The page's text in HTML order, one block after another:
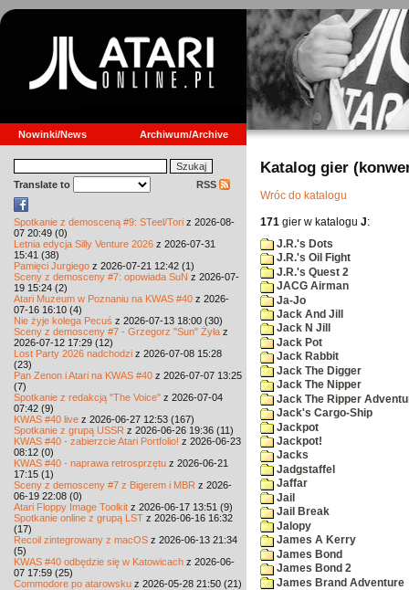
Nowinki/News Archiwum/Archive
Translate to RSS
Spotkanie z demosceną #9: STeel/Tori z 2026-08-
07 20:49 (0)
Letnia edycja Silly Venture 2026 z 2026-07-31
15:41 (38)
Pamięci Jurgiego z 2026-07-21 12:42 (1)
Sceny z demosceny #7: opowiada SuN z 2026-07-
19 15:24 (2)
Atari Muzeum w Poznaniu na KWAS #40 z 2026-
07-16 16:10 (4)
Nie żyje kolega Pecuś z 2026-07-13 18:00 (30)
Sceny z demosceny #7 - Grzegorz "Sun" Żyła z
2026-07-12 17:29 (12)
Lost Party 2026 nadchodzi z 2026-07-08 15:28
(23)
Pan Zenon i Atari na KWAS #40 z 2026-07-07 13:25
(7)
Spotkanie z redakcją "The Voice" z 2026-07-04
07:42 (9)
KWAS #40 live z 2026-06-27 12:53 (167)
Spotkanie z grupą USSR z 2026-06-26 19:36 (11)
KWAS #40 - zabierzcie Atari Portfolio! z 2026-06-23
08:12 (0)
KWAS #40 - naprawa retrosprzętu z 2026-06-21
17:15 (1)
Sceny z demosceny #7 z Bigerem i MBR z 2026-
06-19 22:08 (0)
Atari Floppy Image Toolkit z 2026-06-17 13:51 (9)
Spotkanie online z grupą LST z 2026-06-16 16:32
(17)
Recoil zintegrowany z macOS z 2026-06-13 21:34
(5)
KWAS #40 odbędzie się w Katowicach z 2026-06-
07 17:59 (25)
Commodore po atarowsku z 2026-05-28 21:50 (21)
Katalog gier
Wróc do katalogu
171 gier w katalogu J:
J.R.'s Dots
J.R.'s Oil Fight
J.R.'s Quest 2
JACG Airman
Ja-Jo
Jack And Jill
Jack N Jill
Jack Pot
Jack Rabbit
Jack The Digger
Jack The Nipper
Jack The Ripper
Jack's Cargo-Ship
Jackpot
Jackpot!
Jacks
Jadgstaffel
Jaffar
Jail
Jail Break
Jalopy
James A Kerry
James Bond
James Bond 2
James Brand Adventure